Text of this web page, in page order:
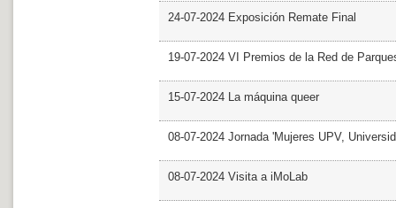
24-07-2024 Exposición Remate Final
19-07-2024 VI Premios de la Red de
15-07-2024 La máquina queer
08-07-2024 Jornada 'Mujeres UPV,
08-07-2024 Visita a iMoLab